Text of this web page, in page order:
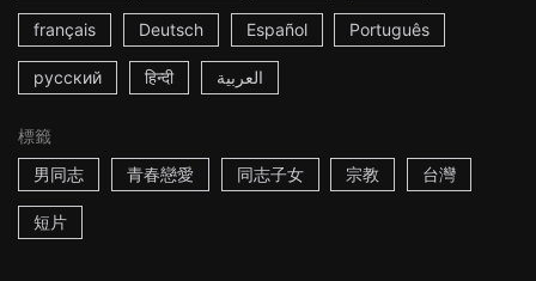
français Deutsch Español Português
русский हिन्दी العربية
標籤
男同志
青春戀愛 同志子女 宗教 台灣
短片